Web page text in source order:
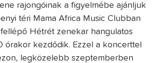
rajongóinak a figyelmébe ajánljuk
téri Mama Africa Music Clubban
Hétrét zenekar hangulatos
órakor kezdődik. Ezzel a koncerttel
legközelebb szeptemberben